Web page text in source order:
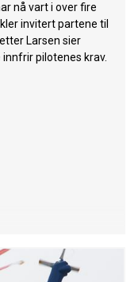
nå vart i over fire
invitert partene til
Larsen sier
pilotenes krav.